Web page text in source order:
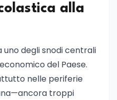
alla
uno degli snodi centrali
del Paese.
nelle periferie
troppi